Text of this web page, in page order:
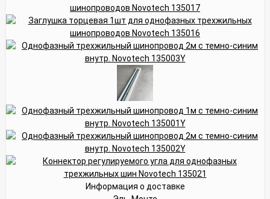
Информация о доставке